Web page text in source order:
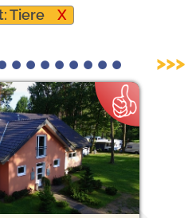
Tiere X
>>>